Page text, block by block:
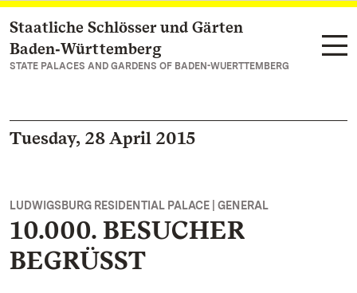
Navigate to main page
Staatliche Schlösser und Gärten
Baden‑Württemberg
STATE PALACES AND GARDENS OF BADEN-WUERTTEMBERG
Tuesday, 28 April 2015
LUDWIGSBURG RESIDENTIAL PALACE | GENERAL
10.000. BESUCHER
BEGRÜSST